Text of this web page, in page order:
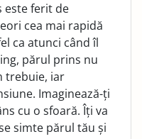
este ferit de
cea mai rapidă
ca atunci când îl
părul prins nu
trebuie, iar
Imaginează-ți
cu o sfoară. Îți va
simte părul tău și